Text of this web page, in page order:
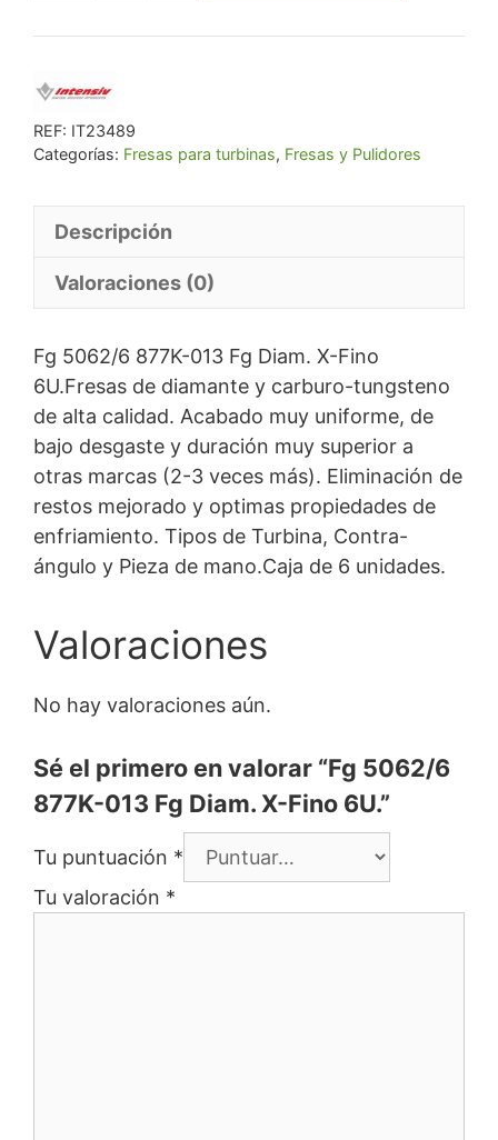
877K-
X-
REF: IT23489
Categorías: Fresas para turbinas, Fresas y Pulidores
Descripción
Valoraciones (0)
Fg 5062/6 877K-013 Fg Diam. X-Fino
6U.Fresas de diamante y carburo-tungsteno
de alta calidad. Acabado muy uniforme, de
bajo desgaste y duración muy superior a
otras marcas (2-3 veces más). Eliminación de
restos mejorado y optimas propiedades de
enfriamiento. Tipos de Turbina, Contra-
ángulo y Pieza de mano.Caja de 6 unidades.
Valoraciones
No hay valoraciones aún.
Sé el primero en valorar “Fg 5062/6
877K-013 Fg Diam. X-Fino 6U.”
Tu puntuación *
Tu valoración *